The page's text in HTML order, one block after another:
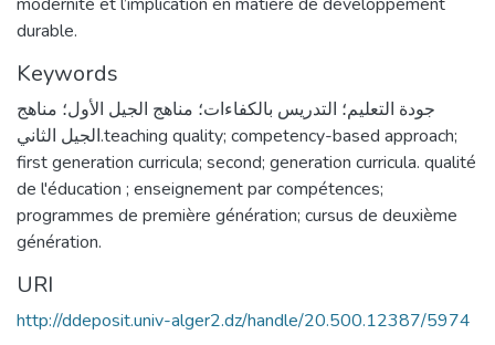
durable.
Keywords
جودة التعليم؛ التدريس بالكفاءات؛ مناهج الجيل الأول؛ مناهج
الجيل الثاني.teaching quality; competency-based approach;
first generation curricula; second; generation curricula. qualité
de l'éducation ; enseignement par compétences;
programmes de première génération; cursus de deuxième
génération.
URI
http://ddeposit.univ-alger2.dz/handle/20.500.12387/5974